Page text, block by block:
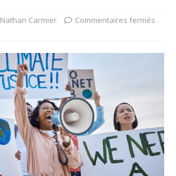
Nathan Carmier Commentaires fermés